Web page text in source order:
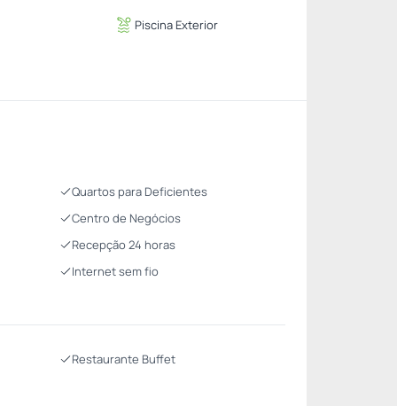
Piscina Exterior
Quartos para Deficientes
Centro de Negócios
Recepção 24 horas
Internet sem fio
Restaurante Buffet